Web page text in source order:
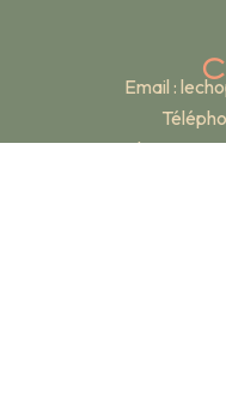
Email :
Adresse : 19